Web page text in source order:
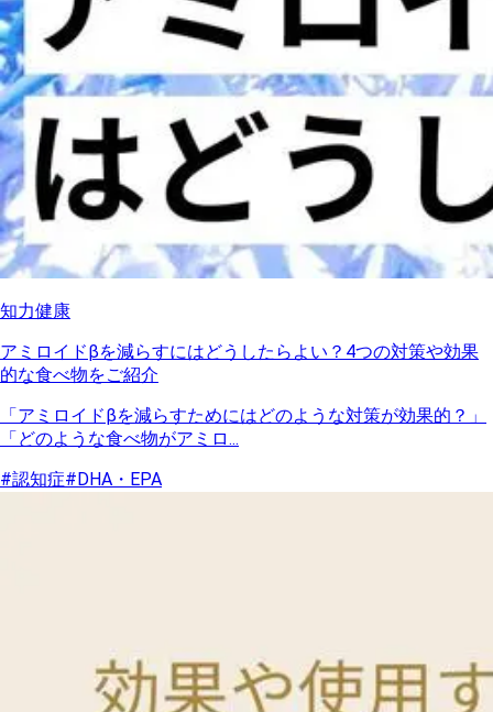
知力健康
アミロイドβを減らすにはどうしたらよい？4つの対策や効果
的な食べ物をご紹介
「アミロイドβを減らすためにはどのような対策が効果的？」
「どのような食べ物がアミロ...
#認知症#DHA・EPA